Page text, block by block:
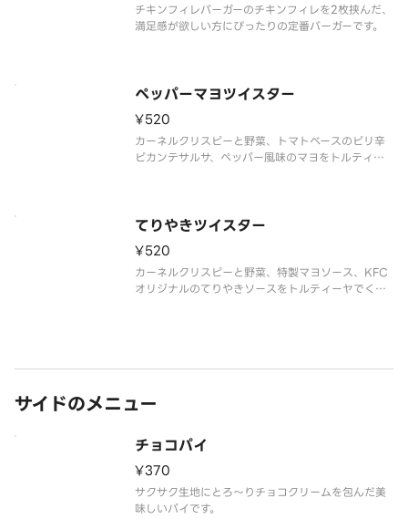
チキンフィレバーガーのチキンフィレを2枚挟んだ、
満足感が欲しい方にぴったりの定番バーガーです。
ペッパーマヨツイスター
¥520
カーネルクリスピーと野菜、トマトベースのピリ辛
ピカンテサルサ、ペッパー風味のマヨをトルティー
てりやきツイスター
¥520
カーネルクリスピーと野菜、特製マヨソース、KFC
オリジナルのてりやきソースをトルティーヤでくる
サイドのメニュー
チョコパイ
¥370
サクサク生地にとろ～りチョコクリームを包んだ美
味しいパイです。